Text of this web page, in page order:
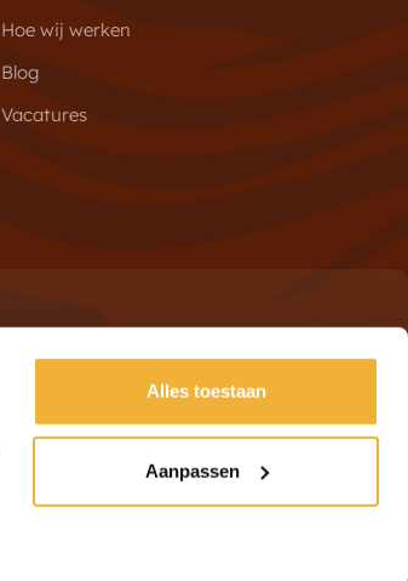
Alles toestaan
Aanpassen
Hoe wij werken
Blog
Vacatures
Schrijf je in
Algemene VoorwaardenPrivacyKlachten